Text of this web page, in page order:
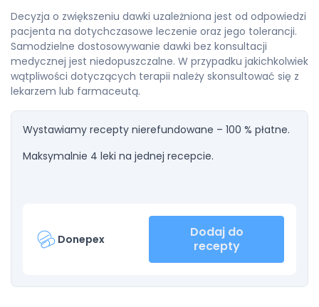
Decyzja o zwiększeniu dawki uzależniona jest od odpowiedzi
pacjenta na dotychczasowe leczenie oraz jego tolerancji.
Samodzielne dostosowywanie dawki bez konsultacji
medycznej jest niedopuszczalne. W przypadku jakichkolwiek
wątpliwości dotyczących terapii należy skonsultować się z
lekarzem lub farmaceutą.
Wystawiamy recepty nierefundowane – 100 % płatne.
Maksymalnie 4 leki na jednej recepcie.
Donepex
Dodaj do
recepty